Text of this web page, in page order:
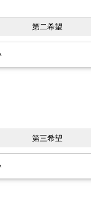
第二希望
第三希望